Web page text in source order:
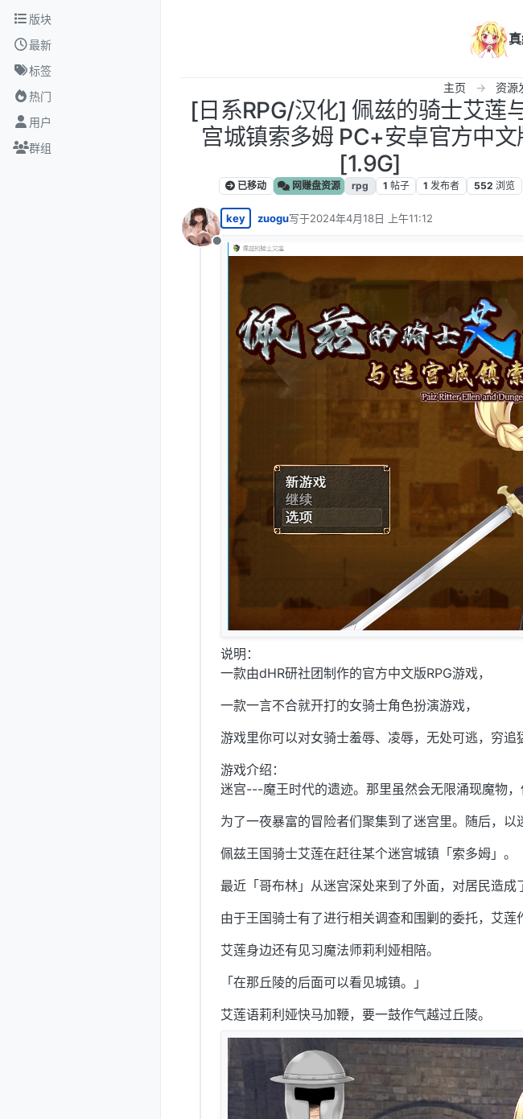
跳转至内容
版块
最新
标签
热门
用户
群组
主页 资源
[日系RPG/汉化] 佩兹的骑士艾莲
宫城镇索多姆 PC+安卓官方中文
[1.9G]
已移动 网赚盘资源 rpg 1 帖子 1 发布者 552 浏览
离线
key zuogu写于2024年4月18日 上午11:12
最后由 编辑
说明：
一款由dHR研社团制作的官方中文版RPG游戏，
一款一言不合就开打的女骑士角色扮演游戏，
游戏里你可以对女骑士羞辱、凌辱，无处可逃，穷追
游戏介绍：
迷宫---魔王时代的遗迹。那里虽然会无限涌现魔物，
为了一夜暴富的冒险者们聚集到了迷宫里。随后，以
佩兹王国骑士艾莲在赶往某个迷宫城镇「索多姆」。
最近「哥布林」从迷宫深处来到了外面，对居民造成
由于王国骑士有了进行相关调查和围剿的委托，艾莲
艾莲身边还有见习魔法师莉利娅相陪。
「在那丘陵的后面可以看见城镇。」
艾莲语莉利娅快马加鞭，要一鼓作气越过丘陵。